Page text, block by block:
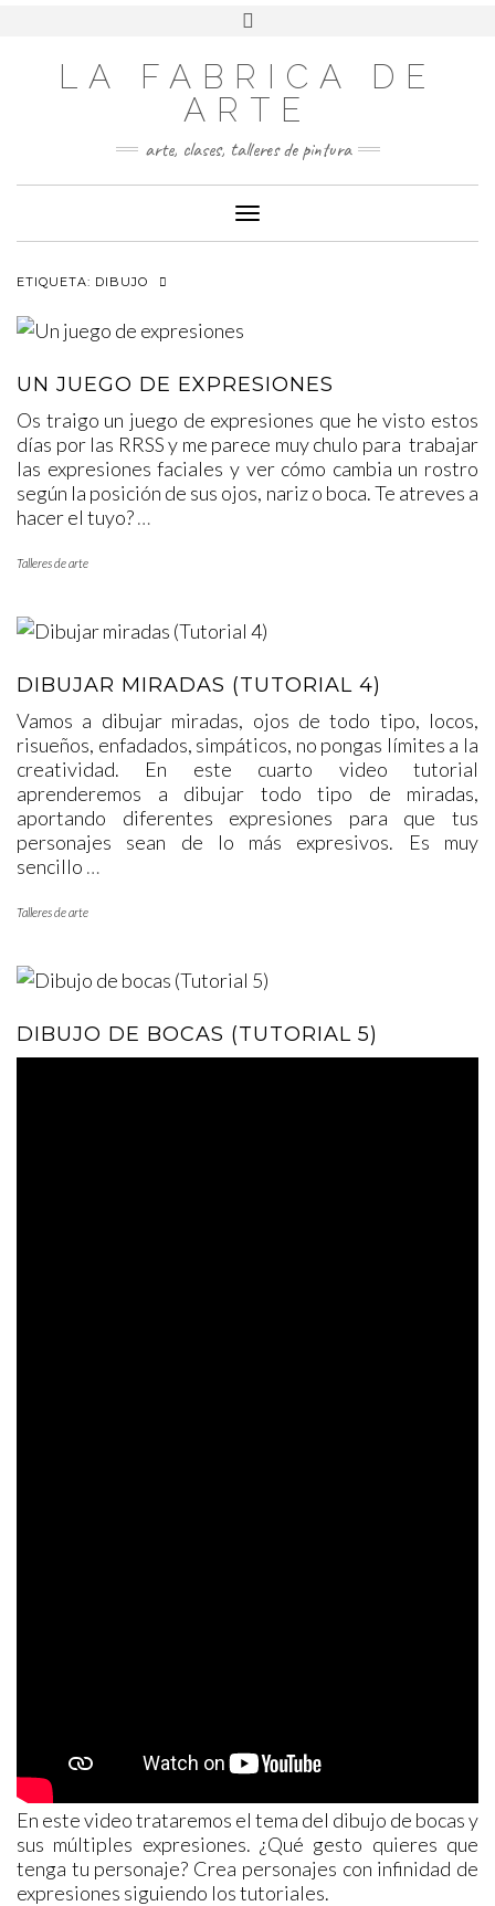
LA FABRICA DE
ARTE
arte, clases, talleres de pintura
Cambiar modo de navegación
ETIQUETA: DIBUJO
UN JUEGO DE EXPRESIONES
Os traigo un juego de expresiones que he visto estos
días por las RRSS y me parece muy chulo para trabajar
las expresiones faciales y ver cómo cambia un rostro
según la posición de sus ojos, nariz o boca. Te atreves a
hacer el tuyo?…
Talleres de arte
DIBUJAR MIRADAS (TUTORIAL 4)
Vamos a dibujar miradas, ojos de todo tipo, locos,
risueños, enfadados, simpáticos, no pongas límites a la
creatividad. En este cuarto video tutorial
aprenderemos a dibujar todo tipo de miradas,
aportando diferentes expresiones para que tus
personajes sean de lo más expresivos. Es muy
sencillo …
Talleres de arte
DIBUJO DE BOCAS (TUTORIAL 5)
En este video trataremos el tema del dibujo de bocas y
sus múltiples expresiones. ¿Qué gesto quieres que
tenga tu personaje? Crea personajes con infinidad de
expresiones siguiendo los tutoriales.